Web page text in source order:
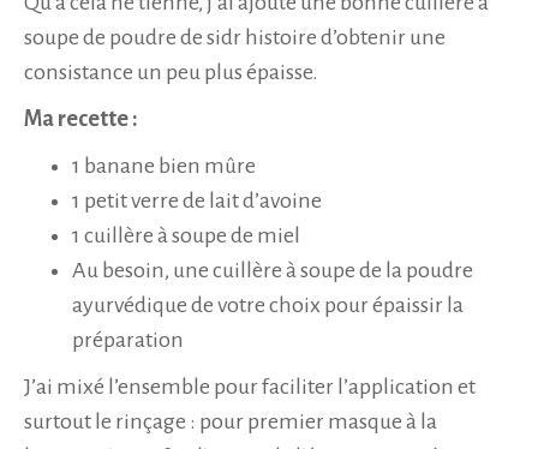
soupe de poudre de sidr histoire d’obtenir une
consistance un peu plus épaisse.
Ma recette :
1 banane bien mûre
1 petit verre de lait d’avoine
1 cuillère à soupe de miel
Au besoin, une cuillère à soupe de la poudre
ayurvédique de votre choix pour épaissir la
préparation
J’ai mixé l’ensemble pour faciliter l’application et
surtout le rinçage : pour premier masque à la